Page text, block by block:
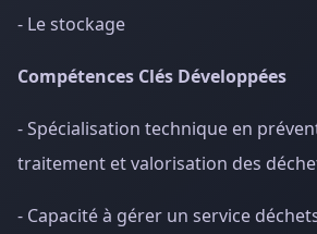
- Le stockage
Compétences Clés Développées
- Spécialisation technique en
traitement et valorisation des
- Capacité à gérer un service